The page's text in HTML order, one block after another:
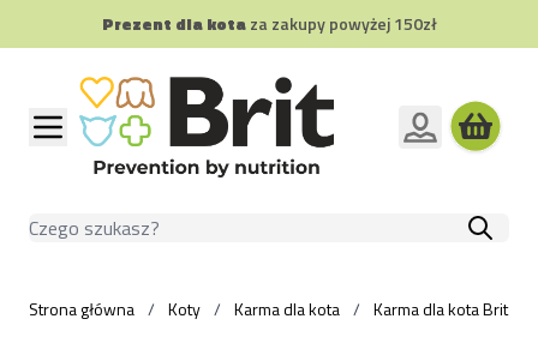
Prezent dla kotaza zakupy powyżej 150zł
Darmowa dostawa od 49 zł
Przejdź do treści
Szukaj
Strona główna / Koty / Karma dla kota / Karma dla kota Brit